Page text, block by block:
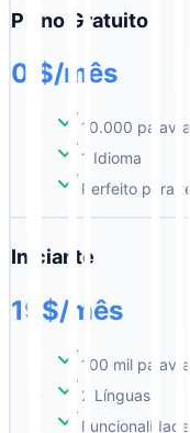
Plano Gratuito
0 $/mês
10.000
1 Idioma
Perfeito para
Iniciante
19$/mês
100 mil
2 Línguas